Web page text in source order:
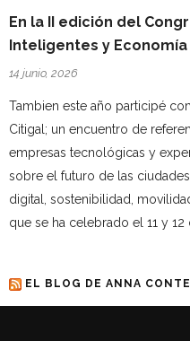
En la II edición del
Inteligentes y Economía
14 junio, 2026
Tambien este año participé
Citigal; un encuentro de
empresas tecnológicas y
sobre el futuro de las
digital, sostenibilidad,
que se ha celebrado el 11 y 12
EL BLOG DE ANNA CONTE